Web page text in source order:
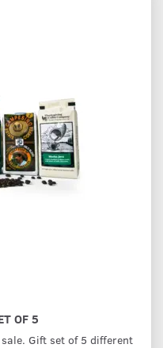
OF 5
Gift set of 5 different